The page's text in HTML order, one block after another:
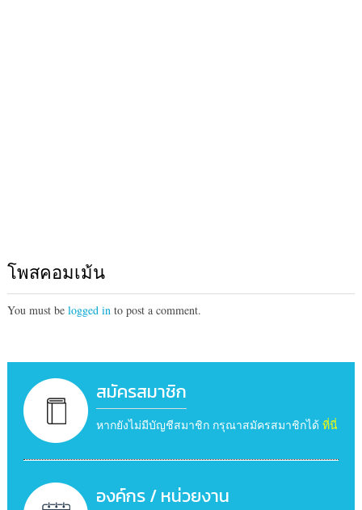
โพสคอมเม้น
You must be logged into post a comment.
สมัครสมาชิก
หากยังไม่มีบัญชีสมาชิก กรุณาสมัครสมาชิกได้ ที่นี่
องค์กร / หน่วยงาน